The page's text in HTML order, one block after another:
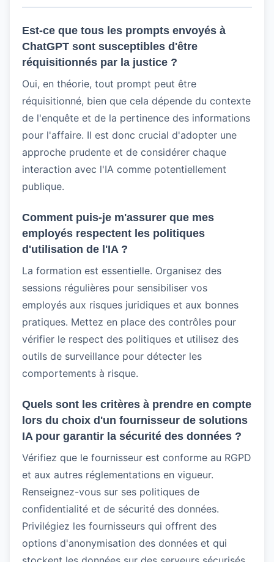
Est-ce que tous les prompts envoyés à
ChatGPT sont susceptibles d'être
réquisitionnés par la justice ?
Oui, en théorie, tout prompt peut être
réquisitionné, bien que cela dépende du contexte
de l'enquête et de la pertinence des informations
pour l'affaire. Il est donc crucial d'adopter une
approche prudente et de considérer chaque
interaction avec l'IA comme potentiellement
publique.
Comment puis-je m'assurer que mes
employés respectent les politiques
d'utilisation de l'IA ?
La formation est essentielle. Organisez des
sessions régulières pour sensibiliser vos
employés aux risques juridiques et aux bonnes
pratiques. Mettez en place des contrôles pour
vérifier le respect des politiques et utilisez des
outils de surveillance pour détecter les
comportements à risque.
Quels sont les critères à prendre en compte
lors du choix d'un fournisseur de solutions
IA pour garantir la sécurité des données ?
Vérifiez que le fournisseur est conforme au RGPD
et aux autres réglementations en vigueur.
Renseignez-vous sur ses politiques de
confidentialité et de sécurité des données.
Privilégiez les fournisseurs qui offrent des
options d'anonymisation des données et qui